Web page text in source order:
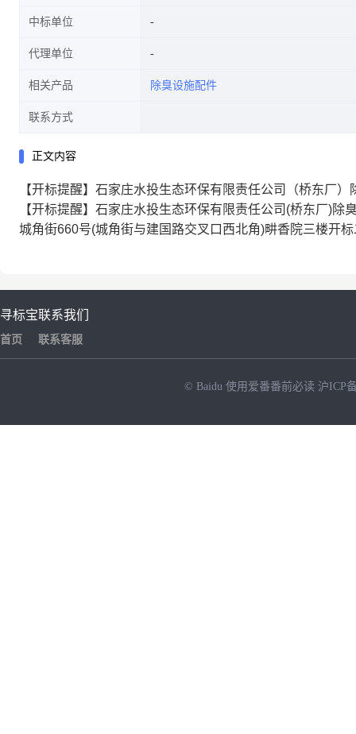
中标单位
代理单位
相关产品 除臭设施配件
联系方式
正文内容
【开标提醒】石家庄水投生态环保有限责任公司（桥东厂）
【开标提醒】石家庄水投生态环保有限责任公司(桥东厂)
城角街660号(城角街与建国路交叉口西北角)畊香院三楼开
寻标宝
首页
联系我们
联系客服
© Baidu 使用爱番番前必读 沪ICP